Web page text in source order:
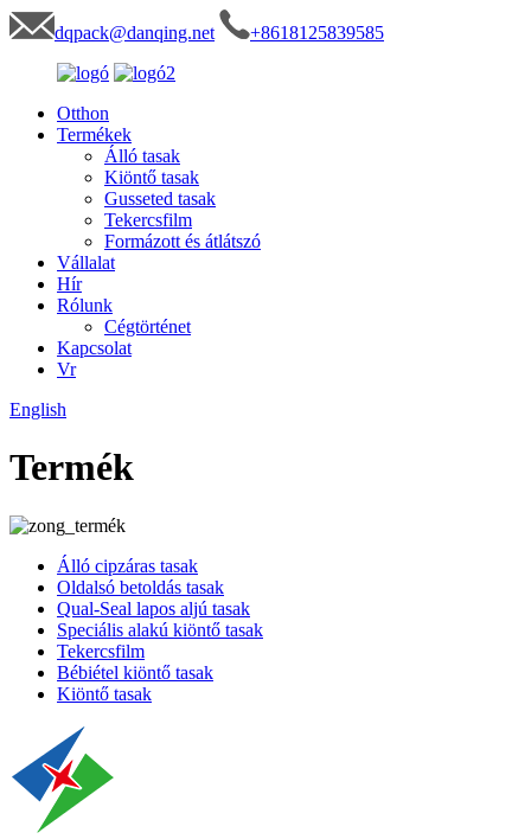
dqpack@danqing.net +8618125839585
Otthon
Termékek
Álló tasak
Kiöntő tasak
Gusseted tasak
Tekercsfilm
Formázott és átlátszó
Vállalat
Hír
Rólunk
Cégtörténet
Kapcsolat
Vr
English
Termék
Álló cipzáras tasak
Oldalsó betoldás tasak
Qual-Seal lapos aljú tasak
Speciális alakú kiöntő tasak
Tekercsfilm
Bébiétel kiöntő tasak
Kiöntő tasak